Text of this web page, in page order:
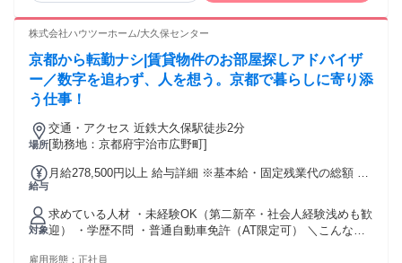
案ができる方 ・個人の成績だけではなくチームでの目標達成
裁量ある働き方を実現したい方 ・人のせいにせず自責の念を
持って仕事やお客様と真摯に向き合える方
株式会社ハウツーホーム/大久保センター
京都から転勤ナシ|賃貸物件のお部屋探しアドバイザ
ー／数字を追わず、人を想う。京都で暮らしに寄り添
う仕事！
場所
交通・アクセス 近鉄大久保駅徒歩2分
[勤務地：京都府宇治市広野町]
給与
月給278,500円以上 給与詳細 ※基本給・固定残業代の総額 基
円（固定残業時間：1ヶ月あたり50時間） 固定残業時間を超
えた勤務時間については別途残業代を支給する 【一律手当】
全員に一律で支払われる通勤・皆勤・家族手当金額：なし 全
員に一律で支払われるその他手当金額：なし 月給278,500円〜
対象
求めている人材 ・未経験OK（第二新卒・社会人経験浅めも歓
迎） ・学歴不問 ・普通自動車免許（AT限定可） ＼こんな方
雇用形態： 正社員